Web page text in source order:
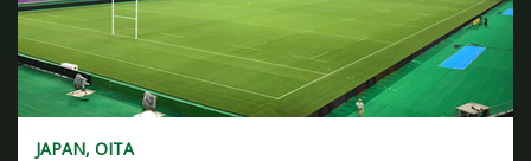
JAPAN, OITA